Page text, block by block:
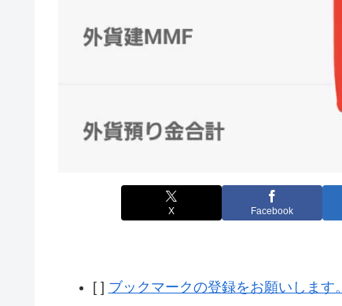
X Facebook
[ ] ブックマークの登録をお願いします。